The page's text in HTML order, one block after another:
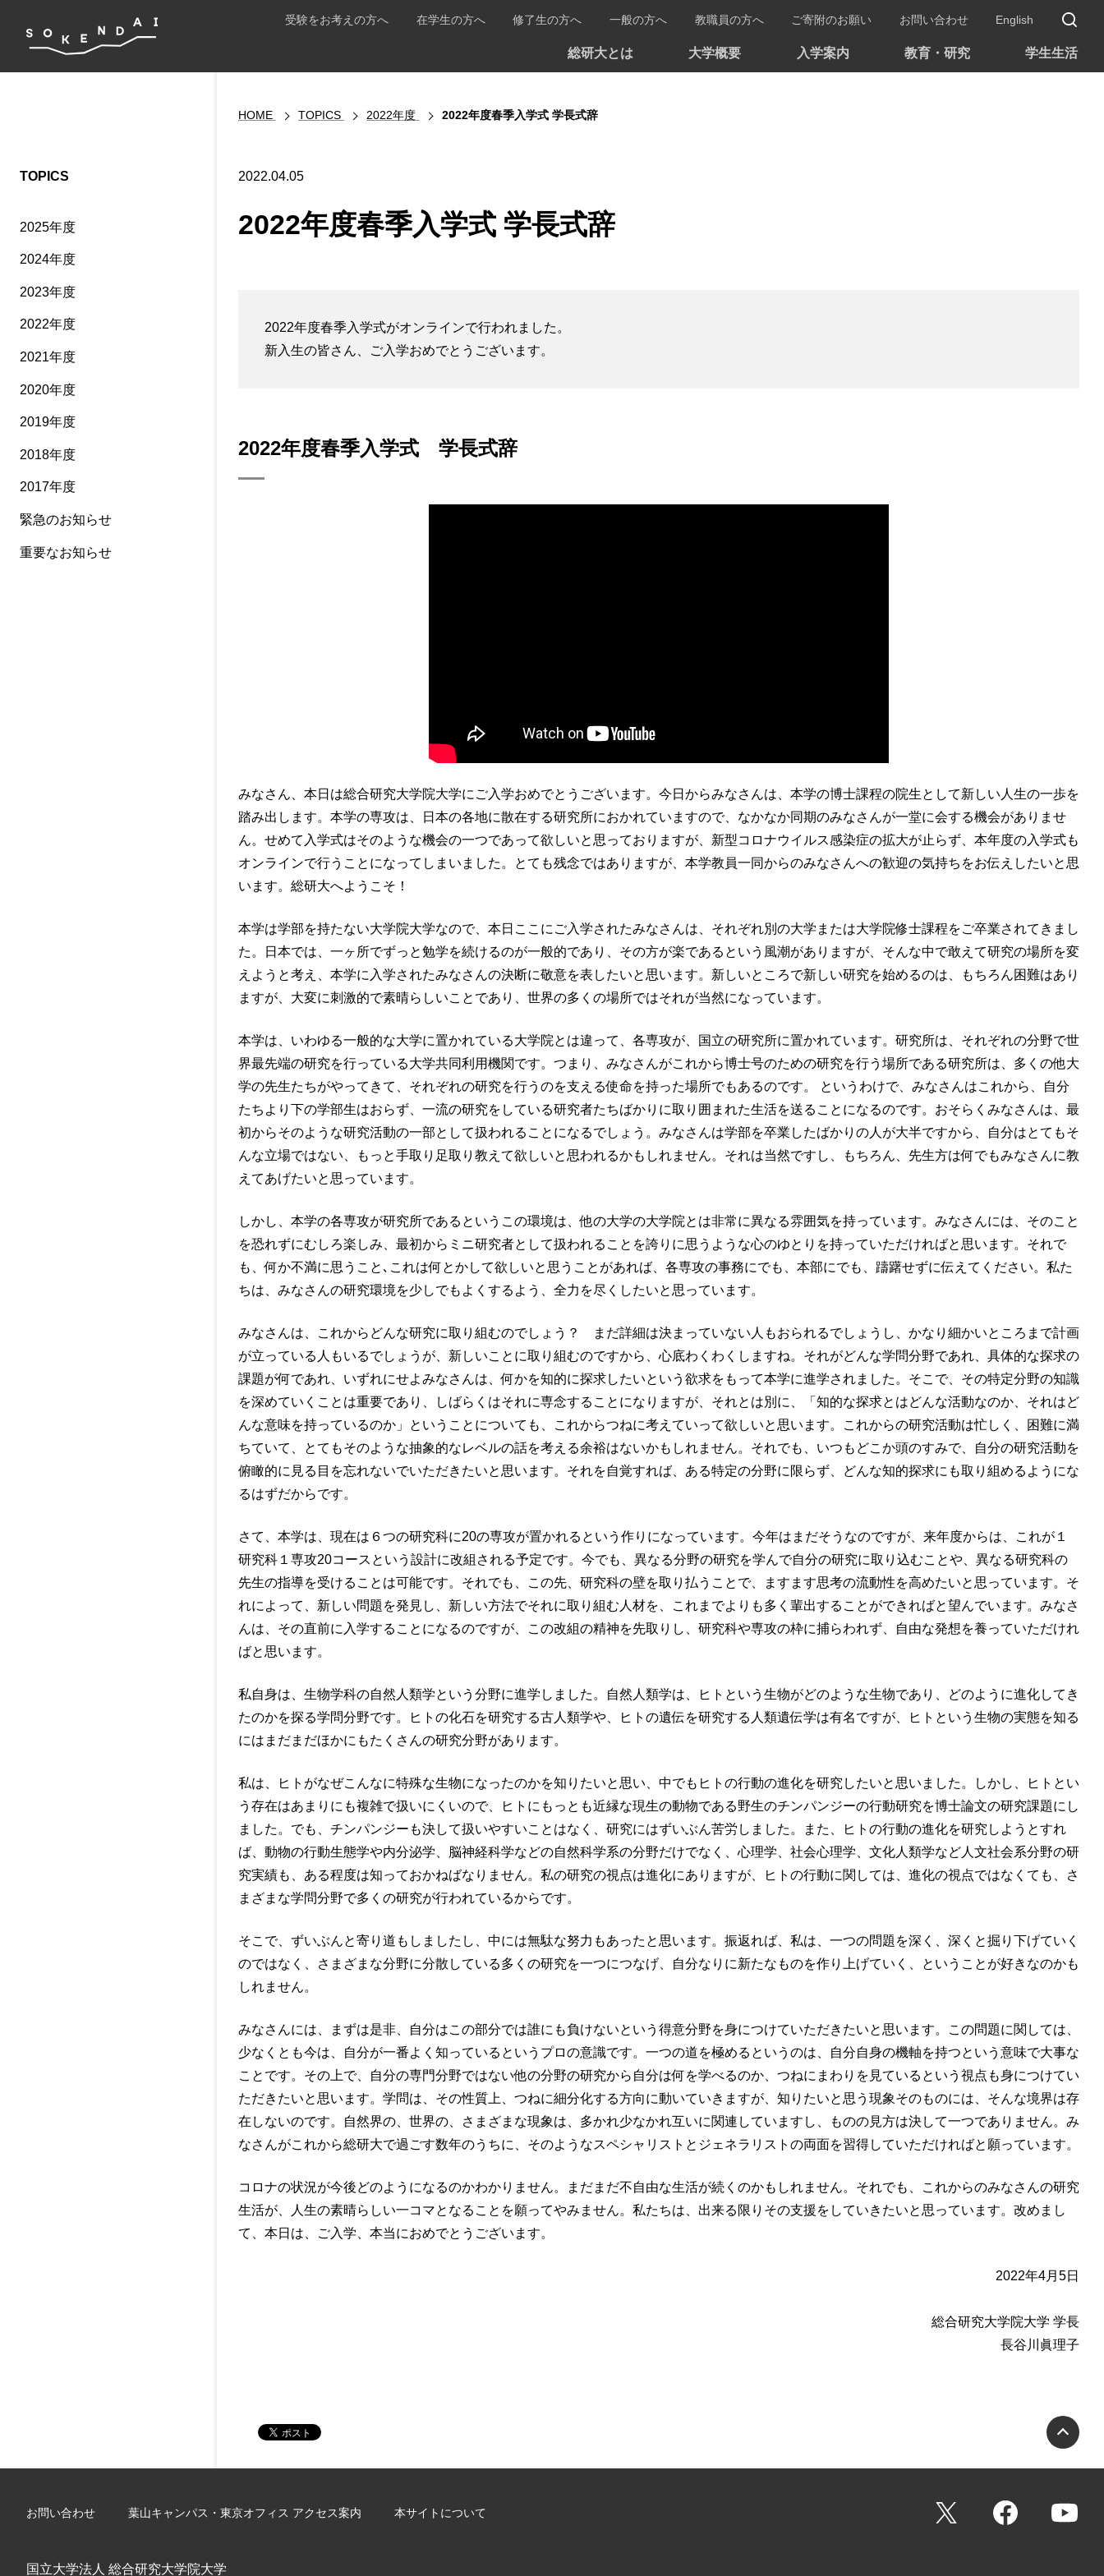
総研大とは 大学概要 入学案内 教育・研究 学生生活
受験をお考えの方へ 在学生の方へ 修了生の方へ 一般の方へ 教職員の方へ ご寄附のお願い お問い合わせ English
HOME TOPICS 2022年度 2022年度春季入学式 学長式辞
2022.04.05
2022年度春季入学式 学長式辞
2022年度春季入学式がオンラインで行われました。
新入生の皆さん、ご入学おめでとうございます。
2022年度春季入学式 学長式辞
みなさん、本日は総合研究大学院大学にご入学おめでとうございます。今日からみなさんは、本学の博士課程の院生として新しい人生の一歩を
踏み出します。本学の専攻は、日本の各地に散在する研究所におかれていますので、なかなか同期のみなさんが一堂に会する機会がありませ
ん。せめて入学式はそのような機会の一つであって欲しいと思っておりますが、新型コロナウイルス感染症の拡大が止らず、本年度の入学式も
オンラインで行うことになってしまいました。とても残念ではありますが、本学教員一同からのみなさんへの歓迎の気持ちをお伝えしたいと思
います。総研大へようこそ！
本学は学部を持たない大学院大学なので、本日ここにご入学されたみなさんは、それぞれ別の大学または大学院修士課程をご卒業されてきまし
た。日本では、一ヶ所でずっと勉学を続けるのが一般的であり、その方が楽であるという風潮がありますが、そんな中で敢えて研究の場所を変
えようと考え、本学に入学されたみなさんの決断に敬意を表したいと思います。新しいところで新しい研究を始めるのは、もちろん困難はあり
ますが、大変に刺激的で素晴らしいことであり、世界の多くの場所ではそれが当然になっています。
本学は、いわゆる一般的な大学に置かれている大学院とは違って、各専攻が、国立の研究所に置かれています。研究所は、それぞれの分野で世
界最先端の研究を行っている大学共同利用機関です。つまり、みなさんがこれから博士号のための研究を行う場所である研究所は、多くの他大
学の先生たちがやってきて、それぞれの研究を行うのを支える使命を持った場所でもあるのです。 というわけで、みなさんはこれから、自分
たちより下の学部生はおらず、一流の研究をしている研究者たちばかりに取り囲まれた生活を送ることになるのです。おそらくみなさんは、最
初からそのような研究活動の一部として扱われることになるでしょう。みなさんは学部を卒業したばかりの人が大半ですから、自分はとてもそ
んな立場ではない、もっと手取り足取り教えて欲しいと思われるかもしれません。それは当然ですし、もちろん、先生方は何でもみなさんに教
えてあげたいと思っています。
しかし、本学の各専攻が研究所であるというこの環境は、他の大学の大学院とは非常に異なる雰囲気を持っています。みなさんには、そのこと
を恐れずにむしろ楽しみ、最初からミニ研究者として扱われることを誇りに思うような心のゆとりを持っていただければと思います。それで
も、何か不満に思うこと､これは何とかして欲しいと思うことがあれば、各専攻の事務にでも、本部にでも、躊躇せずに伝えてください。私た
ちは、みなさんの研究環境を少しでもよくするよう、全力を尽くしたいと思っています。
みなさんは、これからどんな研究に取り組むのでしょう？ まだ詳細は決まっていない人もおられるでしょうし、かなり細かいところまで計画
が立っている人もいるでしょうが、新しいことに取り組むのですから、心底わくわくしますね。それがどんな学問分野であれ、具体的な探求の
課題が何であれ、いずれにせよみなさんは、何かを知的に探求したいという欲求をもって本学に進学されました。そこで、その特定分野の知識
を深めていくことは重要であり、しばらくはそれに専念することになりますが、それとは別に、「知的な探求とはどんな活動なのか、それはど
んな意味を持っているのか」ということについても、これからつねに考えていって欲しいと思います。これからの研究活動は忙しく、困難に満
ちていて、とてもそのような抽象的なレベルの話を考える余裕はないかもしれません。それでも、いつもどこか頭のすみで、自分の研究活動を
俯瞰的に見る目を忘れないでいただきたいと思います。それを自覚すれば、ある特定の分野に限らず、どんな知的探求にも取り組めるようにな
るはずだからです。
さて、本学は、現在は６つの研究科に20の専攻が置かれるという作りになっています。今年はまだそうなのですが、来年度からは、これが１
研究科１専攻20コースという設計に改組される予定です。今でも、異なる分野の研究を学んで自分の研究に取り込むことや、異なる研究科の
先生の指導を受けることは可能です。それでも、この先、研究科の壁を取り払うことで、ますます思考の流動性を高めたいと思っています。そ
れによって、新しい問題を発見し、新しい方法でそれに取り組む人材を、これまでよりも多く輩出することができればと望んでいます。みなさ
んは、その直前に入学することになるのですが、この改組の精神を先取りし、研究科や専攻の枠に捕らわれず、自由な発想を養っていただけれ
ばと思います。
私自身は、生物学科の自然人類学という分野に進学しました。自然人類学は、ヒトという生物がどのような生物であり、どのように進化してき
たのかを探る学問分野です。ヒトの化石を研究する古人類学や、ヒトの遺伝を研究する人類遺伝学は有名ですが、ヒトという生物の実態を知る
にはまだまだほかにもたくさんの研究分野があります。
私は、ヒトがなぜこんなに特殊な生物になったのかを知りたいと思い、中でもヒトの行動の進化を研究したいと思いました。しかし、ヒトとい
う存在はあまりにも複雑で扱いにくいので、ヒトにもっとも近縁な現生の動物である野生のチンパンジーの行動研究を博士論文の研究課題にし
ました。でも、チンパンジーも決して扱いやすいことはなく、研究にはずいぶん苦労しました。また、ヒトの行動の進化を研究しようとすれ
ば、動物の行動生態学や内分泌学、脳神経科学などの自然科学系の分野だけでなく、心理学、社会心理学、文化人類学など人文社会系分野の研
究実績も、ある程度は知っておかねばなりません。私の研究の視点は進化にありますが、ヒトの行動に関しては、進化の視点ではなくても、さ
まざまな学問分野で多くの研究が行われているからです。
そこで、ずいぶんと寄り道もしましたし、中には無駄な努力もあったと思います。振返れば、私は、一つの問題を深く、深くと掘り下げていく
のではなく、さまざまな分野に分散している多くの研究を一つにつなげ、自分なりに新たなものを作り上げていく、ということが好きなのかも
しれません。
みなさんには、まずは是非、自分はこの部分では誰にも負けないという得意分野を身につけていただきたいと思います。この問題に関しては、
少なくとも今は、自分が一番よく知っているというプロの意識です。一つの道を極めるというのは、自分自身の機軸を持つという意味で大事な
ことです。その上で、自分の専門分野ではない他の分野の研究から自分は何を学べるのか、つねにまわりを見ているという視点も身につけてい
ただきたいと思います。学問は、その性質上、つねに細分化する方向に動いていきますが、知りたいと思う現象そのものには、そんな境界は存
在しないのです。自然界の、世界の、さまざまな現象は、多かれ少なかれ互いに関連していますし、ものの見方は決して一つでありません。み
なさんがこれから総研大で過ごす数年のうちに、そのようなスペシャリストとジェネラリストの両面を習得していただければと願っています。
コロナの状況が今後どのようになるのかわかりません。まだまだ不自由な生活が続くのかもしれません。それでも、これからのみなさんの研究
生活が、人生の素晴らしい一コマとなることを願ってやみません。私たちは、出来る限りその支援をしていきたいと思っています。改めまし
て、本日は、ご入学、本当におめでとうございます。
2022年4月5日
総合研究大学院大学 学長
長谷川眞理子
TOPICS
2025年度
2024年度
2023年度
2022年度
2021年度
2020年度
2019年度
2018年度
2017年度
緊急のお知らせ
重要なお知らせ
お問い合わせ 葉山キャンパス・東京オフィス アクセス案内 本サイトについて Facebook
国立大学法人 総合研究大学院大学